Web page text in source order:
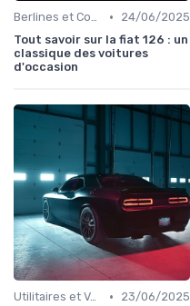
Berlines et Compactes •
24/06/2025
Tout savoir sur la fiat 126 : un
classique des voitures
d'occasion
Utilitaires et Véhicules Spéciaux •
23/06/2025